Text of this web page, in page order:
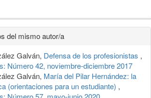
del mismo autor/a
Galván, Defensa de los profesionistas ,
Número 42, noviembre-diciembre 2017
Galván, María del Pilar Hernández: la
(orientaciones para un estudiante) ,